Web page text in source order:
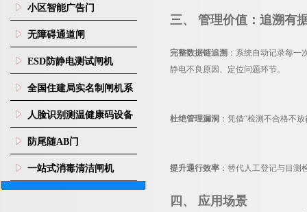
小区智能广告门
无障碍通道闸
ESD防静电测试闸机
全国住建局实名制闸机系
统
人脸识别测温健康码设备
防尾随AB门
一站式消毒清洁闸机
三、 管理价值：追溯有
完整数据链追溯 ：系统自动记录每
静电不良原因、定位问题环节。
杜绝管理漏洞 ：凭借“检测不合格不
提升通行效率 ：替代人工登记与目
四、 应用场景